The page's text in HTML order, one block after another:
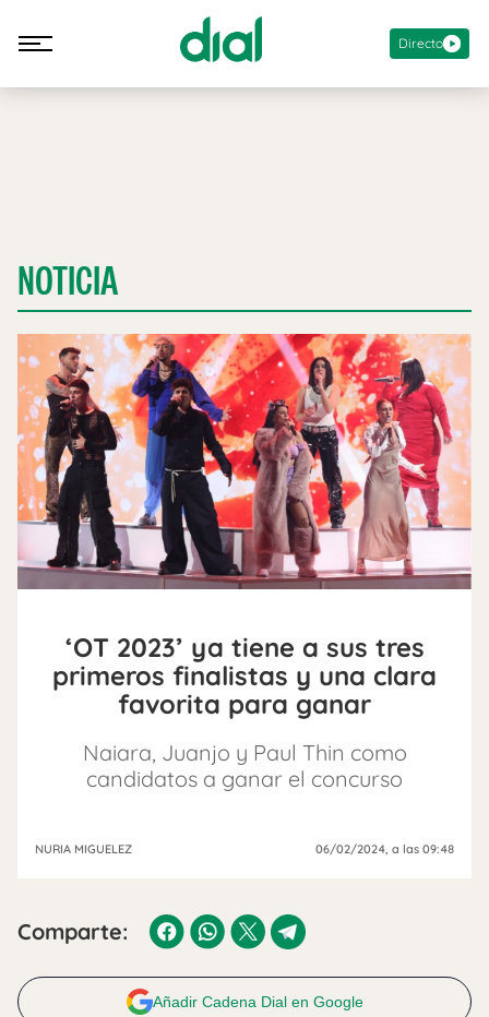
Directo
NOTICIA
‘OT 2023’ ya tiene a sus tres
primeros finalistas y una clara
favorita para ganar
Naiara, Juanjo y Paul Thin como
candidatos a ganar el concurso
NURIA MIGUELEZ 06/02/2024, a las 09:48
Comparte:
Añadir Cadena Dial en Google